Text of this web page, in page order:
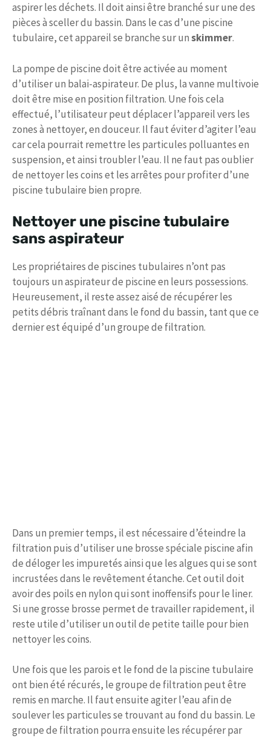
aspirer les déchets. Il doit ainsi être branché sur une des
pièces à sceller du bassin. Dans le cas d’une piscine
tubulaire, cet appareil se branche sur unskimmer.
La pompe de piscine doit être activée au moment
d’utiliser un balai-aspirateur. De plus, la vanne multivoie
doit être mise en position filtration. Une fois cela
effectué, l’utilisateur peut déplacer l’appareil vers les
zones à nettoyer, en douceur. Il faut éviter d’agiter l’eau
car cela pourrait remettre les particules polluantes en
suspension, et ainsi troubler l’eau. Il ne faut pas oublier
de nettoyer les coins et les arrêtes pour profiter d’une
piscine tubulaire bien propre.
Nettoyer une piscine tubulaire
sans aspirateur
Les propriétaires de piscines tubulaires n’ont pas
toujours un aspirateur de piscine en leurs possessions.
Heureusement, il reste assez aisé de récupérer les
petits débris traînant dans le fond du bassin, tant que ce
dernier est équipé d’un groupe de filtration.
Dans un premier temps, il est nécessaire d’éteindre la
filtration puis d’utiliser une brosse spéciale piscine afin
de déloger les impuretés ainsi que les algues qui se sont
incrustées dans le revêtement étanche. Cet outil doit
avoir des poils en nylon qui sont inoffensifs pour le liner.
Si une grosse brosse permet de travailler rapidement, il
reste utile d’utiliser un outil de petite taille pour bien
nettoyer les coins.
Une fois que les parois et le fond de la piscine tubulaire
ont bien été récurés, le groupe de filtration peut être
remis en marche. Il faut ensuite agiter l’eau afin de
soulever les particules se trouvant au fond du bassin. Le
groupe de filtration pourra ensuite les récupérer par